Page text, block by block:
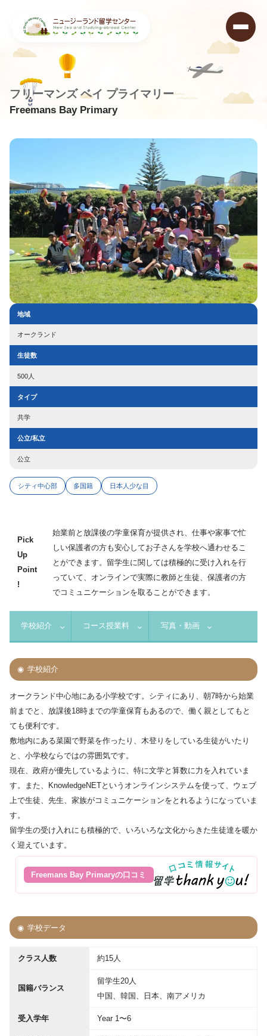
Freemans Bay Primary
フリーマンズ ベイ プライマリー
ニュージーランド留学センター 学校データベース
地域
オークランド
生徒数
500人
タイプ
共学
公立/私立
公立
シティ中心部 多国籍 日本人少な目
Pick
Up
Point
!
始業前と放課後の学童保育が提供され、仕事や家事で忙
しい保護者の方も安心してお子さんを学校へ通わせるこ
とができます。留学生に関しては積極的に受け入れを行
っていて、オンラインで実際に教師と生徒、保護者の方
でコミュニケーションを取ることができます。
学校紹介 コース授業料 写真・動画
学校紹介
オークランド中心地にある小学校です。シティにあり、朝7時から始業
前までと、放課後18時までの学童保育もあるので、働く親としてもと
ても便利です。
敷地内にある菜園で野菜を作ったり、木登りをしている生徒がいたり
と、小学校ならではの雰囲気です。
現在、政府が優先しているように、特に文学と算数に力を入れていま
す。また、KnowledgeNETというオンラインシステムを使って、ウェブ
上で生徒、先生、家族がコミュニケーションをとれるようになっていま
す。
留学生の受け入れにも積極的で、いろいろな文化からきた生徒達を暖か
く迎えています。
Freemans Bay Primaryの口コミ
学校データ
クラス人数 約15人
国籍バランス
留学生20人
中国、韓国、日本、南アメリカ
受入学年 Year 1〜6